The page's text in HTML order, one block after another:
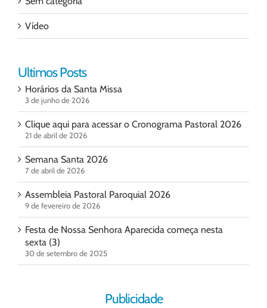
Vídeo
Ultimos Posts
Horários da Santa Missa
3 de junho de 2026
Clique aqui para acessar o Cronograma Pastoral 2026
21 de abril de 2026
Semana Santa 2026
7 de abril de 2026
Assembleia Pastoral Paroquial 2026
9 de fevereiro de 2026
Festa de Nossa Senhora Aparecida começa nesta
sexta (3)
30 de setembro de 2025
Publicidade